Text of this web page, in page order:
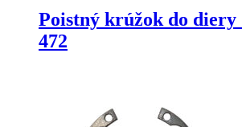
Poistný krúžok do diery
472